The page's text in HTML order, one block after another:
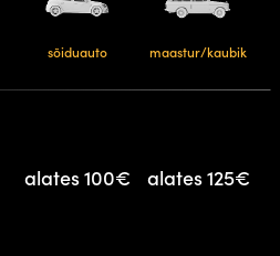
sõiduauto maastur/kaubik
alates 100€ alates 125€